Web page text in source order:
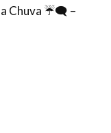
Chuva ☔🗨️ –